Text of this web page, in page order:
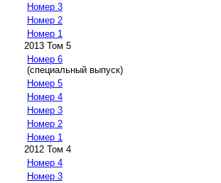
Номер 3
Номер 2
Номер 1
2013 Том 5
Номер 6
(специальный выпуск)
Номер 5
Номер 4
Номер 3
Номер 2
Номер 1
2012 Том 4
Номер 4
Номер 3